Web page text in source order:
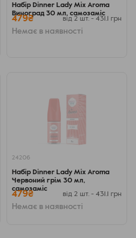
Набір Dinner Lady Mix Aroma
Виноград 30 мл, самозаміс
479₴ від 2 шт. - 431.1 грн
Немає в наявності
24206
Набір Dinner Lady Mix Aroma
Червоний грім 30 мл,
самозаміс
479₴ від 2 шт. - 431.1 грн
Немає в наявності